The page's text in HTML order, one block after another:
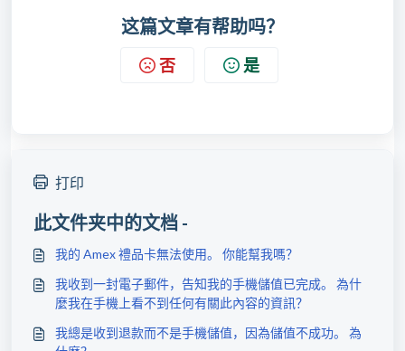
这篇文章有帮助吗？
否 是
打印
此文件夹中的文档 -
我的 Amex 禮品卡無法使用。 你能幫我嗎？
我收到一封電子郵件，告知我的手機儲值已完成。 為什
麼我在手機上看不到任何有關此內容的資訊？
我總是收到退款而不是手機儲值，因為儲值不成功。 為